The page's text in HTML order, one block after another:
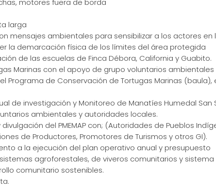
larga
mensajes ambientales para sensibilizar a los actores en
la demarcación física de los límites del área protegida
de las escuelas de Finca Débora, California y Guabito.
Marinas con el apoyo de grupo voluntarios
el Programa de Conservación de Tortugas Marinas (baula),
de investigación y Monitoreo de Manatíes Humedal San
ambientales y autoridades locales.
del PMEMAP con; (Autoridades de Pueblos
de Productores, Promotores de Turismos y otros GI).
a la ejecución del plan operativo anual y presupuesto
agroforestales, de viveros comunitarios y
comunitario sostenibles.